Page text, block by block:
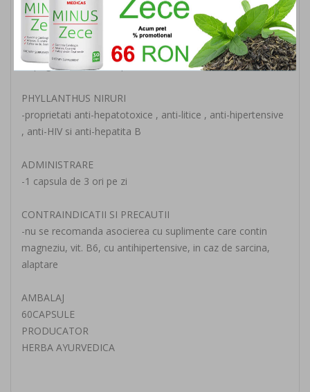
-Antiinflamator, antimutagenic
-Antiviral
-Digestiv, carminativ, coleretic, laxativ, vermifug
-Hipoglicemiant, antihipertensiv
PHYLLANTHUS NIRURI
-proprietati anti-hepatotoxice , anti-litice , anti-hipertensive
, anti-HIV si anti-hepatita B
ADMINISTRARE
-1 capsula de 3 ori pe zi
CONTRAINDICATII SI PRECAUTII
-nu se recomanda asocierea cu suplimente care contin
magneziu, vit. B6, cu antihipertensive, in caz de sarcina,
alaptare
AMBALAJ
60CAPSULE
PRODUCATOR
HERBA AYURVEDICA